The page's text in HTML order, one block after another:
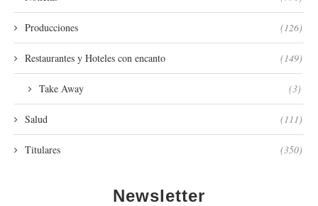
Producciones (126)
Restaurantes y Hoteles con encanto (149)
Take Away (3)
Salud (111)
Titulares (350)
Newsletter